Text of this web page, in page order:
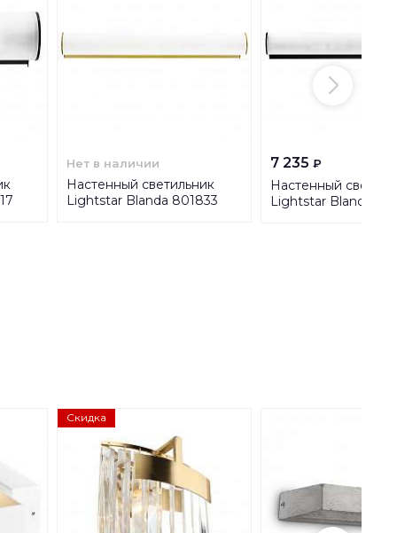
Нет в наличии
Настенный светильник
Lightstar Blanda 801833
7 235 ₽
Настенный
Lightstar Blanda
Скидка